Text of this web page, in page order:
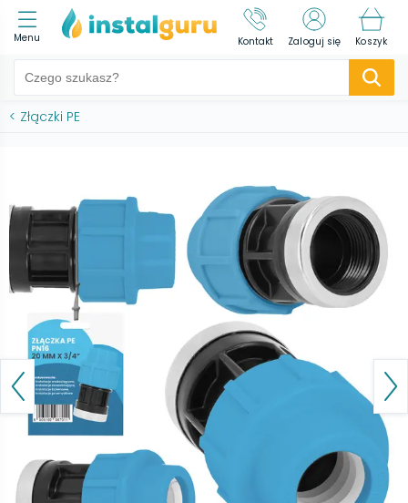
Menu Kontakt Zaloguj się Koszyk
< Złączki PE